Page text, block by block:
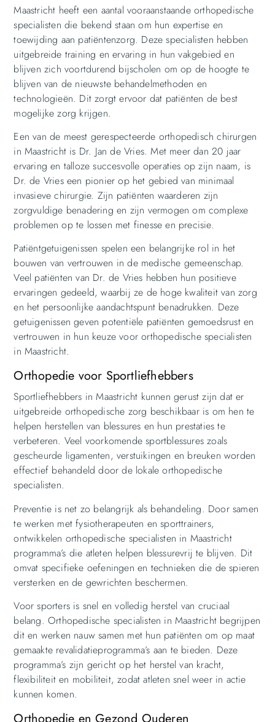
Maastricht heeft een aantal vooraanstaande orthopedische
specialisten die bekend staan om hun expertise en
toewijding aan patiëntenzorg. Deze specialisten hebben
uitgebreide training en ervaring in hun vakgebied en
blijven zich voortdurend bijscholen om op de hoogte te
blijven van de nieuwste behandelmethoden en
technologieën. Dit zorgt ervoor dat patiënten de best
mogelijke zorg krijgen.
Een van de meest gerespecteerde orthopedisch chirurgen
in Maastricht is Dr. Jan de Vries. Met meer dan 20 jaar
ervaring en talloze succesvolle operaties op zijn naam, is
Dr. de Vries een pionier op het gebied van minimaal
invasieve chirurgie. Zijn patiënten waarderen zijn
zorgvuldige benadering en zijn vermogen om complexe
problemen op te lossen met finesse en precisie.
Patiëntgetuigenissen spelen een belangrijke rol in het
bouwen van vertrouwen in de medische gemeenschap.
Veel patiënten van Dr. de Vries hebben hun positieve
ervaringen gedeeld, waarbij ze de hoge kwaliteit van zorg
en het persoonlijke aandachtspunt benadrukken. Deze
getuigenissen geven potentiële patiënten gemoedsrust en
vertrouwen in hun keuze voor orthopedische specialisten
in Maastricht.
Orthopedie voor Sportliefhebbers
Sportliefhebbers in Maastricht kunnen gerust zijn dat er
uitgebreide orthopedische zorg beschikbaar is om hen te
helpen herstellen van blessures en hun prestaties te
verbeteren. Veel voorkomende sportblessures zoals
gescheurde ligamenten, verstuikingen en breuken worden
effectief behandeld door de lokale orthopedische
specialisten.
Preventie is net zo belangrijk als behandeling. Door samen
te werken met fysiotherapeuten en sporttrainers,
ontwikkelen orthopedische specialisten in Maastricht
programma’s die atleten helpen blessurevrij te blijven. Dit
omvat specifieke oefeningen en technieken die de spieren
versterken en de gewrichten beschermen.
Voor sporters is snel en volledig herstel van cruciaal
belang. Orthopedische specialisten in Maastricht begrijpen
dit en werken nauw samen met hun patiënten om op maat
gemaakte revalidatieprogramma’s aan te bieden. Deze
programma’s zijn gericht op het herstel van kracht,
flexibiliteit en mobiliteit, zodat atleten snel weer in actie
kunnen komen.